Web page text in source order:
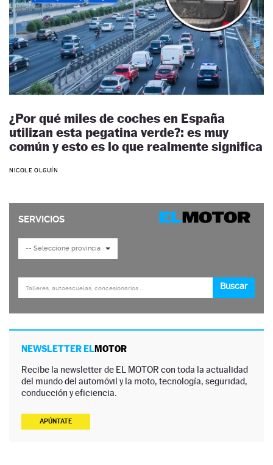
¿Por qué miles de coches en España
utilizan esta pegatina verde?: es muy
común y esto es lo que realmente significa
NICOLE OLGUÍN
NEWSLETTER ELMOTOR
Recibe la newsletter de EL MOTOR con toda la actualidad
del mundo del automóvil y la moto, tecnología, seguridad,
conducción y eficiencia.
APÚNTATE